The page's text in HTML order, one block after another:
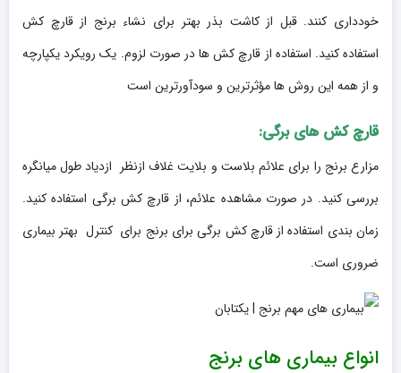
خودداری کنند. قبل از کاشت بذر بهتر برای نشاء برنج از قارچ کش
استفاده کنید. استفاده از قارچ کش ها در صورت لزوم. یک رویکرد یکپارچه
و از همه این روش ها مؤثرترین و سودآورترین است
قارچ کش های برگی:
مزارع برنج را برای علائم بلاست و بلایت غلاف ازنظر ازدیاد طول میانگره
بررسی کنید. در صورت مشاهده علائم، از قارچ کش برگی استفاده کنید.
زمان بندی استفاده از قارچ کش برگی برای برنج برای کنترل بهتر بیماری
ضروری است.
انواع بیماری های برنج